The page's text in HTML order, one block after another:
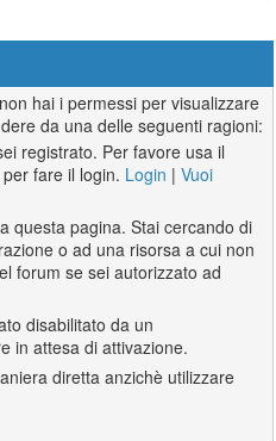
hai i permessi per visualizzare
da una delle seguenti ragioni:
registrato. Per favore usa il
fare il login. Login |Vuoi
questa pagina. Stai cercando di
o ad una risorsa a cui non
forum se sei autorizzato ad
disabilitato da un
in attesa di attivazione.
diretta anzichè utilizzare